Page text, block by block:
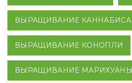
ВЫРАЩИВАНИЕ КАННАБИСА
ВЫРАЩИВАНИЕ КОНОПЛИ
ВЫРАЩИВАНИЕ МАРИХУАНЫ